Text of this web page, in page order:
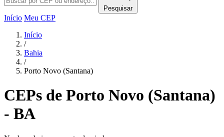
Pesquisar
Início Meu CEP
Início
/
Bahia
/
Porto Novo (Santana)
CEPs de Porto Novo (Santana)
- BA